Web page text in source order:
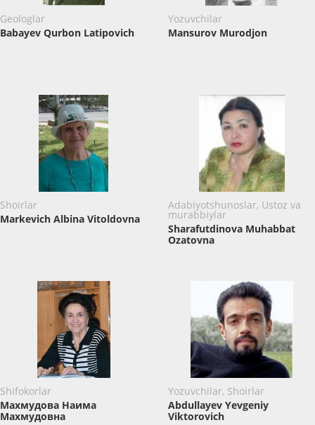
Geologlar
Babayev Qurbon Latipovich
Yozuvchilar
Mansurov Murodjon
Shoirlar
Markevich Albina Vitoldovna
Adabiyotshunoslar, Ustoz va
murabbiylar
Sharafutdinova Muhabbat
Ozatovna
Shifokorlar
Махмудова Наима
Махмудовна
Yozuvchilar, Shoirlar
Abdullayev Yevgeniy
Viktorovich